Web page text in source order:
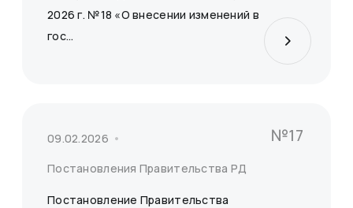
2026 г. №18 «О внесении изменений в
гос...
09.02.2026
Постановления Правительства РД
№17
Постановление Правительства